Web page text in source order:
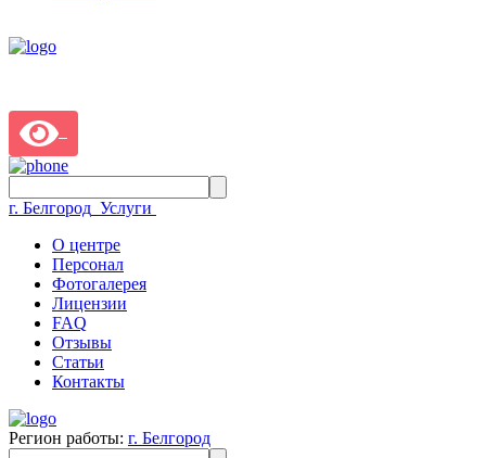
г. Белгород Услуги
О центре
Персонал
Фотогалерея
Лицензии
FAQ
Отзывы
Статьи
Контакты
Регион работы: г. Белгород